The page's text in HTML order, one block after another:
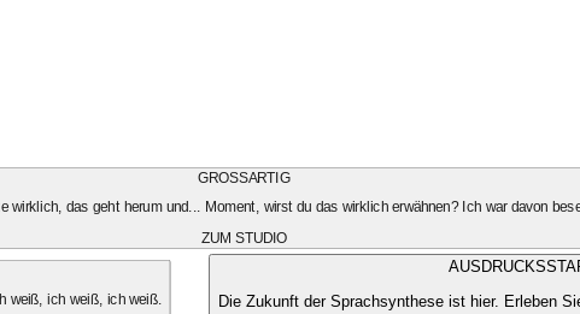
GROSSARTIG
das geht herum und... Moment, wirst du das wirklich erwähnen? Ich war davon
ZUM STUDIO
weiß, ich weiß, ich weiß.
Die Zukunft der Sprachsynthese ist hier. Erleben